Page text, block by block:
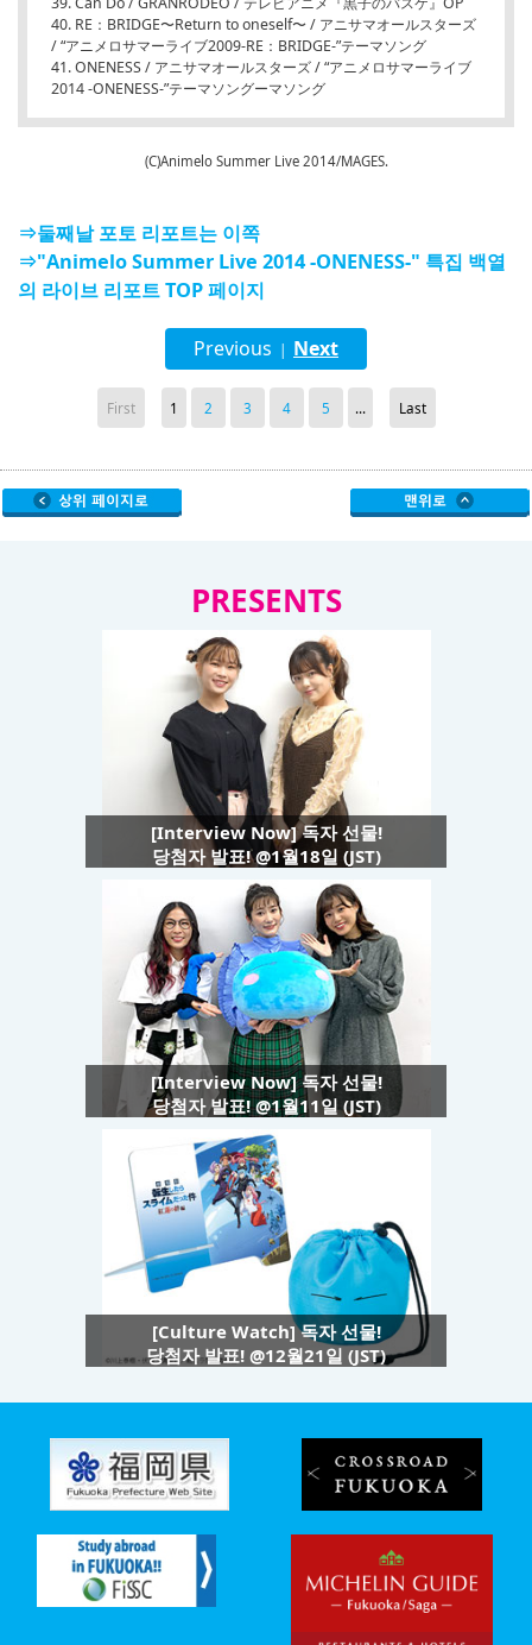
40. RE：BRIDGE〜Return to oneself〜 / アニサマオールスターズ
/ “アニメロサマーライブ2009-RE：BRIDGE-”テーマソング
41. ONENESS / アニサマオールスターズ / “アニメロサマーライブ
2014 -ONENESS-”テーマソングーマソング
(C)Animelo Summer Live 2014/MAGES.
⇒둘째날 포토 리포트는 이쪽
⇒"Animelo Summer Live 2014 -ONENESS-" 특집 백열
의 라이브 리포트 TOP 페이지
Previous | Next
First 1 2 3 4 5 ... Last
PRESENTS
[Interview Now] 독자 선물!
당첨자 발표! @1월18일 (JST)
[Interview Now] 독자 선물!
당첨자 발표! @1월11일 (JST)
[Culture Watch] 독자 선물!
당첨자 발표! @12월21일 (JST)